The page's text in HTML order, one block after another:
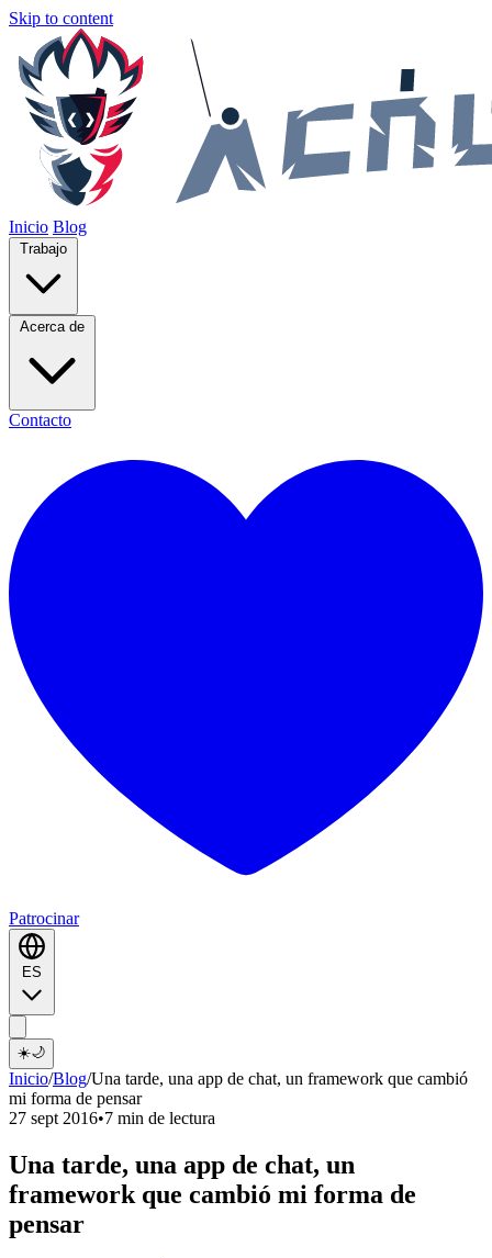
Skip to content
Inicio Blog
Contacto
Patrocinar
☀️🌙
Inicio/Blog/Una tarde, una app de chat, un framework que cambió
mi forma de pensar
27 sept 2016•7 min de lectura
Una tarde, una app de chat, un
framework que cambió mi forma de
pensar